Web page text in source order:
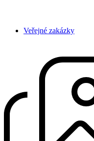
Veřejné zakázky